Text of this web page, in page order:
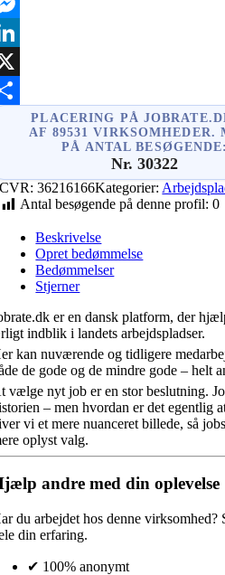
PLACERING PÅ
AF 89531 VIRKSOMHEDER.
PÅ ANTAL BESØGENDE:
Nr. 30322
CVR:36216166Kategorier:
Antal besøgende på denne profil: 0
Beskrivelse
Opret bedømmelse
Bedømmelser
Stjerner
er en dansk platform, der
indblik i landets arbejdspladser.
kan nuværende og tidligere
de gode og de mindre gode – helt
vælge nyt job er en stor beslutning.
– men hvordan er det egentlig
vi et mere nuanceret billede, så
oplyst valg.
andre med din oplevelse
du arbejdet hos denne virksomhed?
din erfaring.
✔ 100% anonymt